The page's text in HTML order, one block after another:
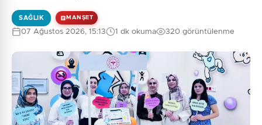
SAĞLIK MANŞET
07 Ağustos 2026, 15:13 1 dk okuma 320 görüntülenme